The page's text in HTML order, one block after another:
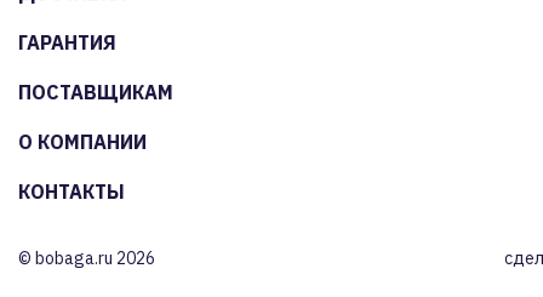
ГАРАНТИЯ
ПОСТАВЩИКАМ
О КОМПАНИИ
КОНТАКТЫ
© bobaga.ru 2026